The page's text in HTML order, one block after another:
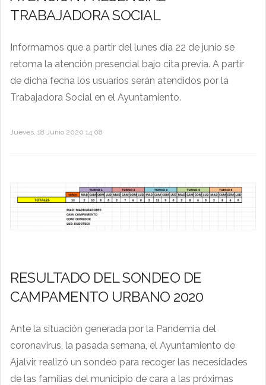
TRABAJADORA SOCIAL
Informamos que a partir del lunes día 22 de junio se
retoma la atención presencial bajo cita previa. A partir
de dicha fecha los usuarios serán atendidos por la
Trabajadora Social en el Ayuntamiento.
Jueves, 18 Junio 2020 14:08
RESULTADO DEL SONDEO DE
CAMPAMENTO URBANO 2020
Ante la situación generada por la Pandemia del
coronavirus, la pasada semana, el Ayuntamiento de
Ajalvir, realizó un sondeo para recoger las necesidades
de las familias del municipio de cara a las próximas